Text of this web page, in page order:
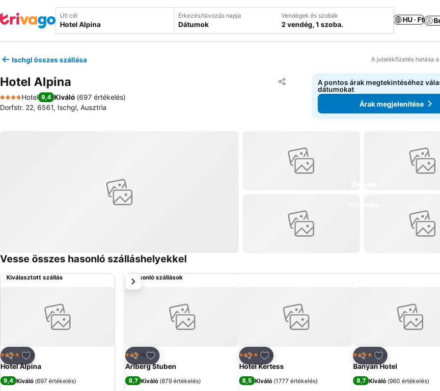
Úti cél Érkezés/távozás napja
Dátumok
Vendégek és szobák
2 vendég, 1 szoba.
HU · Ft
Ischgl összes szállása A jutalékfizetés hatása
Hotel Alpina Megosztás
Hozzáadás a kedvencekhez
4 Kategória
Hotel 9,4 Kiváló (697 értékelés)
Dorfstr. 22, 6561, Ischgl, Ausztria
A pontos árak megtekintéséhez
dátumokat
Árak megjelenítése
Vesse összes hasonló szálláshelyekkel
Kiválasztott szállás
Megosztás
Hozzáadás a kedvencekhez
4 Kategória
Hotel
Hotel Alpina
9,4 Kiváló (697 értékelés)
Hasonló szállások
Megosztás
Hozzáadás a kedvencekhez
3 Kategória
Hotel
Arlberg Stuben
8,7 Kiváló (879 értékelés)
Megosztás
Hozzáadás a kedvencekhez
4 Kategória
Hotel
Hotel Kertess
8,5 Kiváló (1777 értékelés)
Megosztás
Hozzáadás a
4 Kategória
Hotel
Banyan Hotel
8,7 Kiváló (960 értékelés)
következő